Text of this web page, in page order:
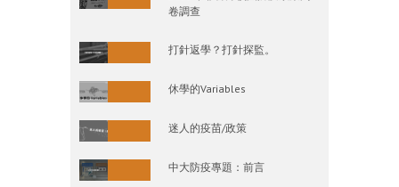
卷調查
打針返學？打針探監。
休學的Variables
迷人的疫苗/政策
中大防疫專題：前言